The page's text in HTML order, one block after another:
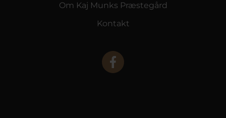
Om Kaj Munks Præstegård
Kontakt